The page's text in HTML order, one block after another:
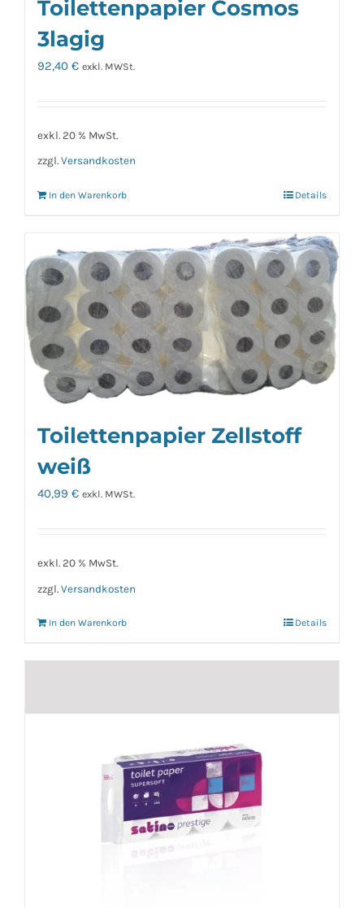
Toilettenpapier Cosmos
3lagig
92,40 € exkl. MWSt.
exkl. 20 % MwSt.
zzgl. Versandkosten
In den Warenkorb Details
Toilettenpapier Zellstoff
weiß
40,99 € exkl. MWSt.
exkl. 20 % MwSt.
zzgl. Versandkosten
In den Warenkorb Details